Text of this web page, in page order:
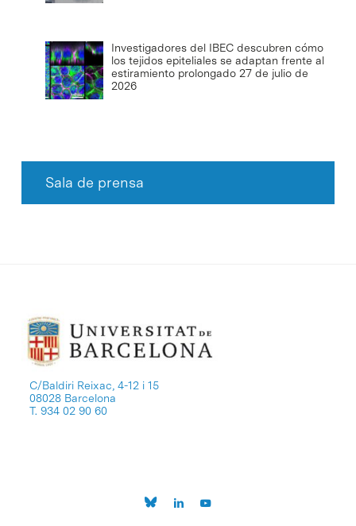
Investigadores del IBEC descubren cómo
los tejidos epiteliales se adaptan frente al
estiramiento prolongado 27 de julio de
2026
Sala de prensa
C/Baldiri Reixac, 4-12 i 15
08028 Barcelona
T. 934 02 90 60